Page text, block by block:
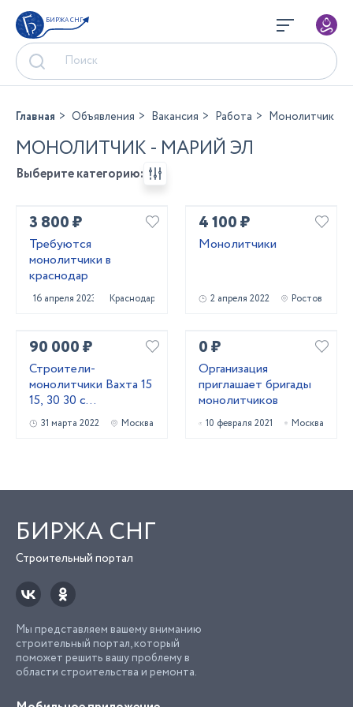
БИРЖА СНГ
Главная Объявления Вакансия Работа Монолитчик
МОНОЛИТЧИК - МАРИЙ ЭЛ
Выберите категорию:
3 800 ₽
Требуются
монолитчики в
краснодар
16 апреля 2023 Краснодар
4 100 ₽
Монолитчики
2 апреля 2022 Ростов
90 000 ₽
Строители-
монолитчики Вахта 15
15, 30 30 с
проживанием,
питанием
31 марта 2022 Москва
0 ₽
Организация
приглашает бригады
монолитчиков
10 февраля 2021 Москва
БИРЖА СНГ
Строительный портал
Мы представляем вашему вниманию
строительный портал, который
поможет решить вашу проблему в
области строительства и ремонта.